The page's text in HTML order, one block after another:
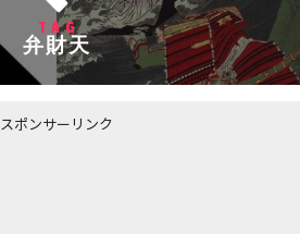
TAG
弁財天
スポンサーリンク